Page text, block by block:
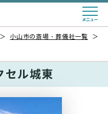
＞ 小山市の斎場・葬儀社一覧
＞
セル城東